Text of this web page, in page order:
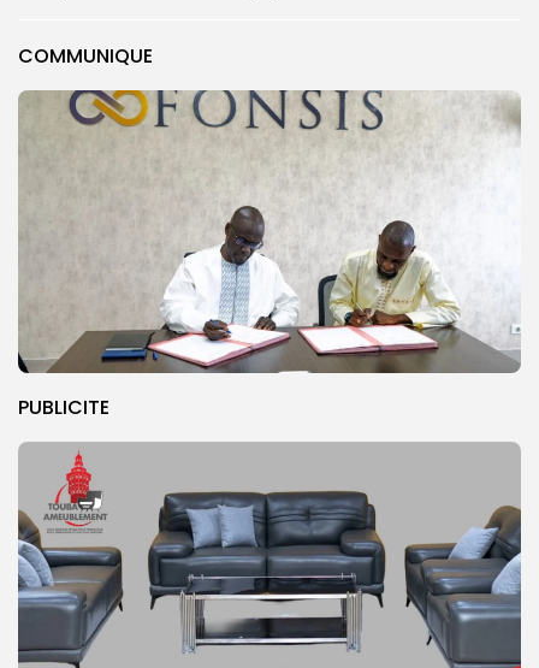
COMMUNIQUE
PUBLICITE